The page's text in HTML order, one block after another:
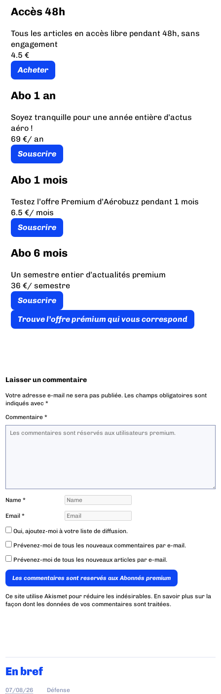
Accès 48h
Tous les articles en accès libre pendant 48h, sans
engagement
4.5 €
Acheter
Abo 1 an
Soyez tranquille pour une année entière d’actus
aéro !
69 €/ an
Souscrire
Abo 1 mois
Testez l’offre Premium d’Aérobuzz pendant 1 mois
6.5 €/ mois
Souscrire
Abo 6 mois
Un semestre entier d’actualités premium
36 €/ semestre
Souscrire
Trouve l’offre prémium qui vous correspond
Laisser un commentaire
Votre adresse e-mail ne sera pas publiée. Les champs obligatoires sont
indiqués avec*
Commentaire*
Name*
Email*
Oui, ajoutez-moi à votre liste de diffusion.
Prévenez-moi de tous les nouveaux commentaires par e-mail.
Prévenez-moi de tous les nouveaux articles par e-mail.
Les commentaires sont reservés aux Abonnés premium
Ce site utilise Akismet pour réduire les indésirables. En savoir plus sur la
façon dont les données de vos commentaires sont traitées.
En bref
07/08/26 Défense